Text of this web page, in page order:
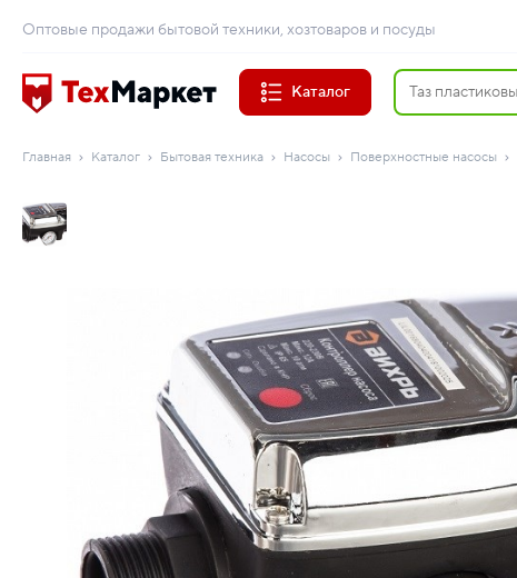
Оптовые продажи бытовой техники, хозтоваров и посуды
Каталог
Главная Каталог Бытовая техника Насосы Поверхностные насосы